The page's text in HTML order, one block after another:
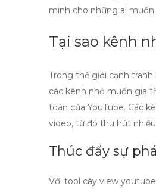
minh cho những ai
Tại sao kênh
Trong thế giới cạnh tranh
các kênh nhỏ muốn gia
toán của YouTube. Các
video, từ đó thu hút
Thúc đẩy sự
Với tool cày view youtube